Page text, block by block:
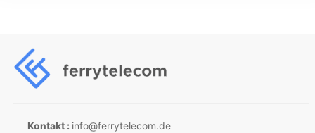
Kontakt : info@ferrytelecom.de